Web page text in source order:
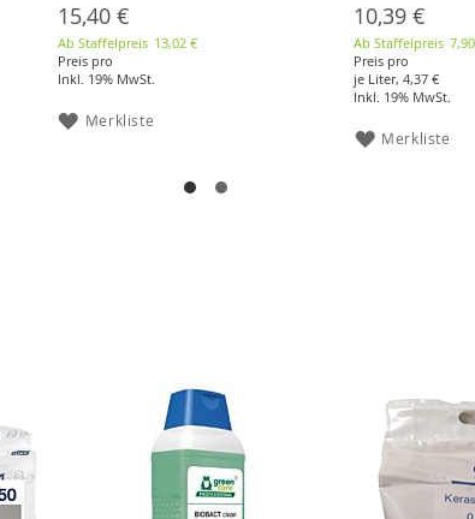
15,40 €
Ab Staffelpreis 13,02 €
Preis pro
Inkl. 19% MwSt.
Merkliste
10,39 €
Ab Staffelpreis
Preis pro
je Liter,4,37 €
Inkl. 19% MwSt.
Merkliste